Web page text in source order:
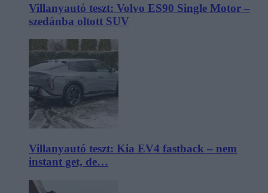
Villanyautó teszt: Volvo ES90 Single Motor –
szedánba oltott SUV
Villanyautó teszt: Kia EV4 fastback – nem
instant get, de…